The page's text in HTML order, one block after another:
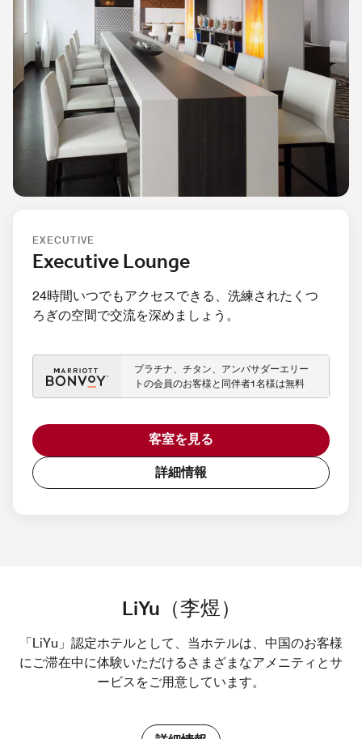
EXECUTIVE
Executive Lounge
24時間いつでもアクセスできる、洗練されたくつ
ろぎの空間で交流を深めましょう。
プラチナ、チタン、アンバサダーエリー
トの会員のお客様と同伴者1名様は無料
客室を見る
詳細情報
LiYu（李煜）
「LiYu」認定ホテルとして、当ホテルは、中国のお客様
にご滞在中に体験いただけるさまざまなアメニティとサ
ービスをご用意しています。